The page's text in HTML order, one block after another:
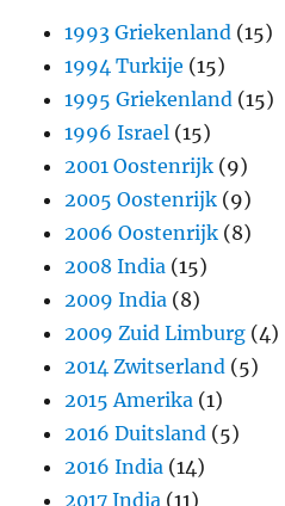
1993 Griekenland (15)
1994 Turkije (15)
1995 Griekenland (15)
1996 Israel (15)
2001 Oostenrijk (9)
2005 Oostenrijk (9)
2006 Oostenrijk (8)
2008 India (15)
2009 India (8)
2009 Zuid Limburg (4)
2014 Zwitserland (5)
2015 Amerika (1)
2016 Duitsland (5)
2016 India (14)
2017 India (11)